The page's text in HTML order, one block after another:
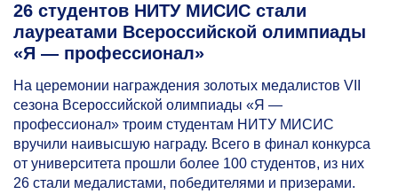
26 студентов НИТУ МИСИС стали
лауреатами Всероссийской олимпиады
«Я — профессионал»
На церемонии награждения золотых медалистов VII
сезона Всероссийской олимпиады «Я —
профессионал» троим студентам НИТУ МИСИС
вручили наивысшую награду. Всего в финал конкурса
от университета прошли более 100 студентов, из них
26 стали медалистами, победителями и призерами.